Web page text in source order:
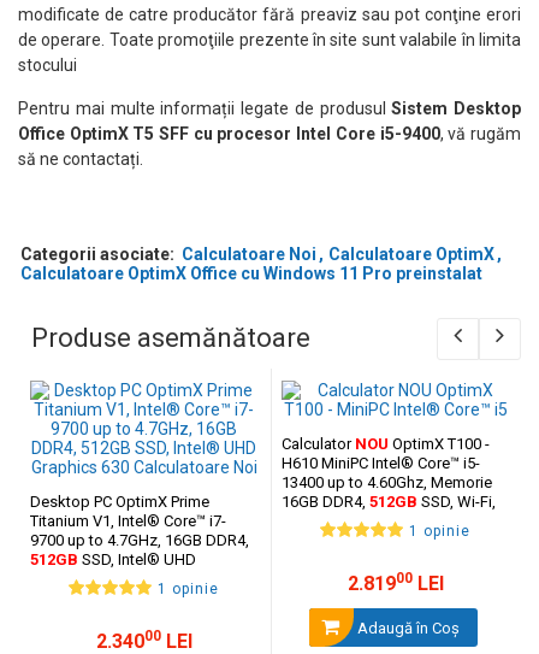
modificate de catre producător fără preaviz sau pot conţine erori
de operare. Toate promoţiile prezente în site sunt valabile în limita
stocului
Pentru mai multe informații legate de produsulSistem Desktop
Office OptimX T5 SFF cu procesor Intel Core i5-9400, vă rugăm
să ne contactați.
Categorii asociate: Calculatoare Noi
Calculatoare OptimX
Calculatoare OptimX Office cu Windows 11 Pro preinstalat
Produse asemănătoare
Desktop PC OptimX Prime
Titanium V1, Intel® Core™ i7-
9700 up to 4.7GHz, 16GB DDR4,
512GB SSD, Intel® UHD
Graphics 630
1 opinie
2.34000LEI
Calculator NOU OptimX T100 -
H610 MiniPC Intel® Core™ i5-
13400 up to 4.60Ghz, Memorie
16GB DDR4, 512GB SSD, Wi-Fi,
Bluetooth, Video Integrat Intel®
UHD Graphics
1 opinie
2.81900LEI
Adaugă în Coş